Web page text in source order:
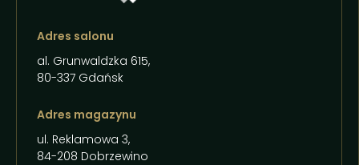
Adres salonu
al. Grunwaldzka 615,
80-337 Gdańsk
Adres magazynu
ul. Reklamowa 3,
84-208 Dobrzewino